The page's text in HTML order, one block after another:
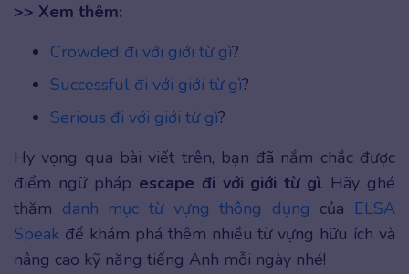
>> Xem thêm:
Crowded đi với giới từ gì?
Successful đi với giới từ gì?
Serious đi với giới từ gì?
Hy vọng qua bài viết trên, bạn đã nắm chắc được
điểm ngữ pháp escape đi với giới từ gì. Hãy ghé
thăm danh mục từ vựng thông dụng của ELSA
Speak để khám phá thêm nhiều từ vựng hữu ích và
nâng cao kỹ năng tiếng Anh mỗi ngày nhé!